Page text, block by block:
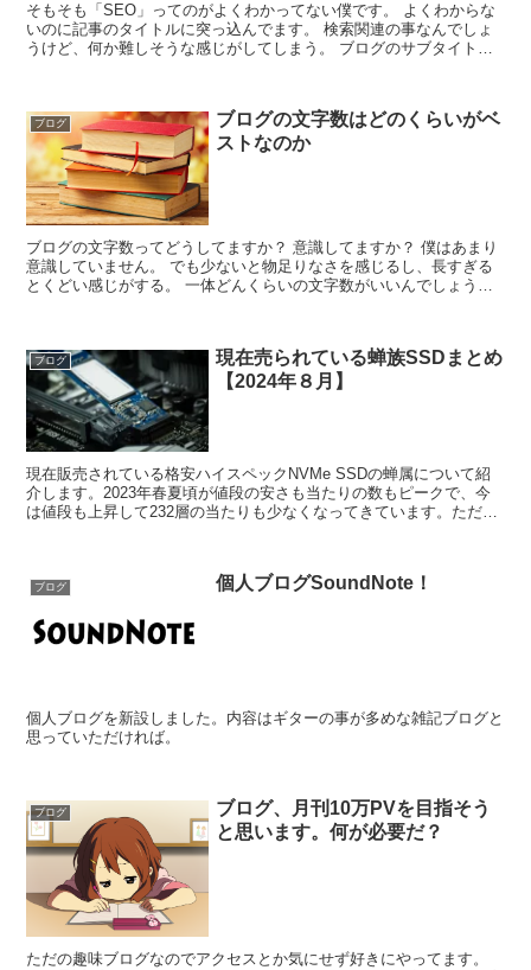
そもそも「SEO」ってのがよくわかってない僕です。 よくわからな
いのに記事のタイトルに突っ込んでます。 検索関連の事なんでしょ
うけど、何か難しそうな感じがしてしまう。 ブログのサブタイトル
ブログ
ブログの文字数はどのくらいがベ
ストなのか
ブログの文字数ってどうしてますか？ 意識してますか？ 僕はあまり
意識していません。 でも少ないと物足りなさを感じるし、長すぎる
とくどい感じがする。 一体どんくらいの文字数がいいんでしょう
ブログ
現在売られている蝉族SSDまとめ
【2024年８月】
現在販売されている格安ハイスペックNVMe SSDの蝉属について紹
介します。2023年春夏頃が値段の安さも当たりの数もピークで、今
は値段も上昇して232層の当たりも少なくなってきています。ただそ
ブログ 個人ブログSoundNote！
個人ブログを新設しました。内容はギターの事が多めな雑記ブログと
思っていただければ。
ブログ
ブログ、月刊10万PVを目指そう
と思います。何が必要だ？
ただの趣味ブログなのでアクセスとか気にせず好きにやってます。